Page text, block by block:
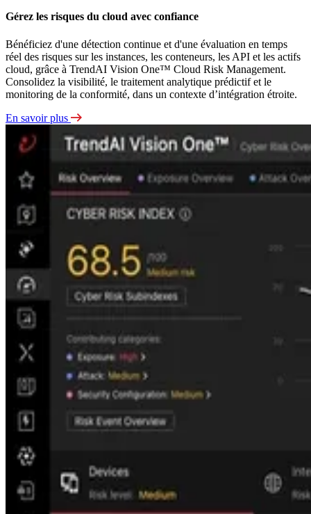
Gérez les risques du cloud avec confiance
Bénéficiez d'une détection continue et d'une évaluation en temps
réel des risques sur les instances, les conteneurs, les API et les actifs
cloud, grâce à TrendAI Vision One™ Cloud Risk Management.
Consolidez la visibilité, le traitement analytique prédictif et le
monitoring de la conformité, dans un contexte d’intégration étroite.
En savoir plus